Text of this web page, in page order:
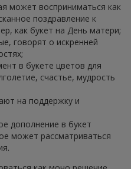
может восприниматься как
поздравление к
как букет на День матери;
говорят о искренней
в букете цветов для
счастье, мудрость
на поддержку и
дополнение в букет
может рассматриваться